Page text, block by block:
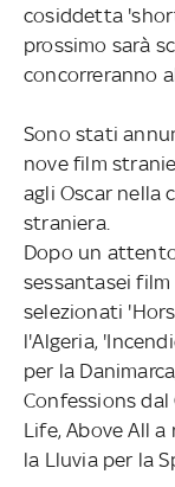
cosiddetta
prossimo sarà
concorreranno
Sono stati
nove film
agli Oscar nella
straniera.
Dopo un
sessantasei
selezionati
l'Algeria,
per la
Confessions
Life, Above All
la Lluvia per la